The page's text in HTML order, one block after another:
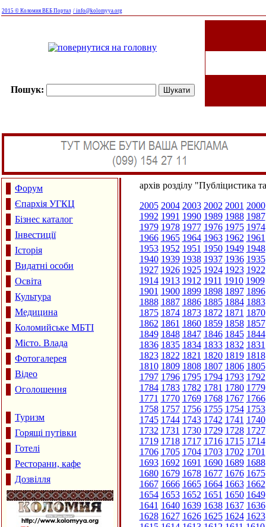
2015 © Коломия ВЕБ Портал / info@kolomyya.org
Пошук:
Форум
Єпархія УГКЦ
Бізнес каталог
Інвестиції
Історія
Видатні особи
Освіта
Культура
Медицина
Коломийське МБТІ
Місто. Влада
Фотогалерея
Відео
Оголошення
Туризм
Горящі путівки
Готелі
Ресторани, кафе
Дозвілля
архів розділу "Публіцистика
2005 2004 2003 2002 2001 2000
1992 1991 1990 1989 1988 1987
1979 1978 1977 1976 1975 1974
1966 1965 1964 1963 1962 1961
1953 1952 1951 1950 1949 1948
1940 1939 1938 1937 1936 1935
1927 1926 1925 1924 1923 1922
1914 1913 1912 1911 1910 1909
1901 1900 1899 1898 1897 1896
1888 1887 1886 1885 1884 1883
1875 1874 1873 1872 1871 1870
1862 1861 1860 1859 1858 1857
1849 1848 1847 1846 1845 1844
1836 1835 1834 1833 1832 1831
1823 1822 1821 1820 1819 1818
1810 1809 1808 1807 1806 1805
1797 1796 1795 1794 1793 1792
1784 1783 1782 1781 1780 1779
1771 1770 1769 1768 1767 1766
1758 1757 1756 1755 1754 1753
1745 1744 1743 1742 1741 1740
1732 1731 1730 1729 1728 1727
1719 1718 1717 1716 1715 1714
1706 1705 1704 1703 1702 1701
1693 1692 1691 1690 1689 1688
1680 1679 1678 1677 1676 1675
1667 1666 1665 1664 1663 1662
1654 1653 1652 1651 1650 1649
1641 1640 1639 1638 1637 1636
1628 1627 1626 1625 1624 1623